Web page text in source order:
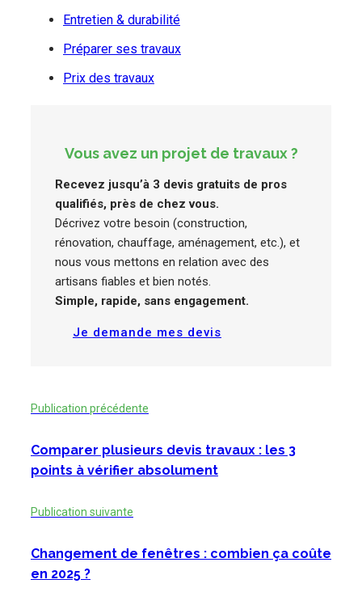
Entretien & durabilité
Préparer ses travaux
Prix des travaux
Vous avez un projet de travaux ?
Recevez jusqu’à 3 devis gratuits de pros
qualifiés, près de chez vous.
Décrivez votre besoin (construction,
rénovation, chauffage, aménagement, etc.), et
nous vous mettons en relation avec des
artisans fiables et bien notés.
Simple, rapide, sans engagement.
Je demande mes devis
Publication précédente
Comparer plusieurs devis travaux : les 3
points à vérifier absolument
Publication suivante
Changement de fenêtres : combien ça coûte
en 2025 ?